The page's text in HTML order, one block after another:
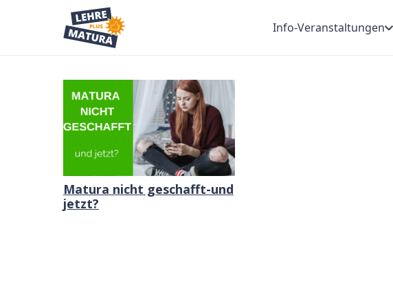
Info-Veranstaltungen
Matura nicht geschafft-und
jetzt?